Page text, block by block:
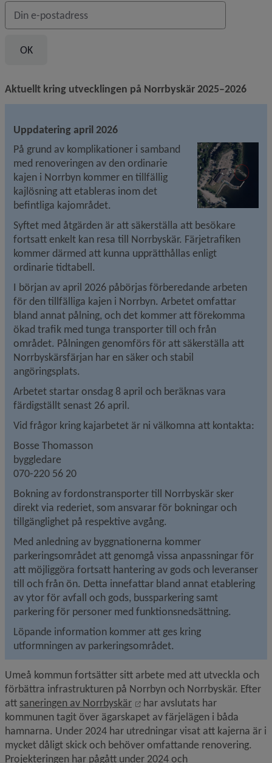
Din e-postadress
Aktuellt kring utvecklingen på Norrbyskär 2025–2026
Uppdatering april 2026
På grund av komplikationer i samband
med renoveringen av den ordinarie
kajen i Norrbyn kommer en tillfällig
kajlösning att etableras inom det
befintliga kajområdet.
Syftet med åtgärden är att säkerställa att besökare
fortsatt enkelt kan resa till Norrbyskär. Färjetrafiken
kommer därmed att kunna upprätthållas enligt
ordinarie tidtabell.
I början av april 2026 påbörjas förberedande arbeten
för den tillfälliga kajen i Norrbyn. Arbetet omfattar
bland annat pålning, och det kommer att förekomma
ökad trafik med tunga transporter till och från
området. Pålningen genomförs för att säkerställa att
Norrbyskärsfärjan har en säker och stabil
angöringsplats.
Arbetet startar onsdag 8 april och beräknas vara
färdigställt senast 26 april.
Vid frågor kring kajarbetet är ni välkomna att kontakta:
Bosse Thomasson
byggledare
070-220 56 20
Bokning av fordonstransporter till Norrbyskär sker
direkt via rederiet, som ansvarar för bokningar och
tillgänglighet på respektive avgång.
Med anledning av byggnationerna kommer
parkeringsområdet att genomgå vissa anpassningar för
att möjliggöra fortsatt hantering av gods och leveranser
till och från ön. Detta innefattar bland annat etablering
av ytor för avfall och gods, bussparkering samt
parkering för personer med funktionsnedsättning.
Löpande information kommer att ges kring
utformningen av parkeringsområdet.
Umeå kommun fortsätter sitt arbete med att utveckla och
förbättra infrastrukturen på Norrbyn och Norrbyskär. Efter
att saneringen av Norrbyskär Öppnas i nytt fönster.
har avslutats har
kommunen tagit över ägarskapet av färjelägen i båda
hamnarna. Under 2024 har utredningar visat att kajerna är i
mycket dåligt skick och behöver omfattande renovering.
Projekteringen har pågått under 2024 och